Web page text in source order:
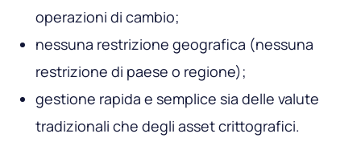
operazioni di cambio;
nessuna restrizione geografica (nessuna
restrizione di paese o regione);
gestione rapida e semplice sia delle valute
tradizionali che degli asset crittografici.